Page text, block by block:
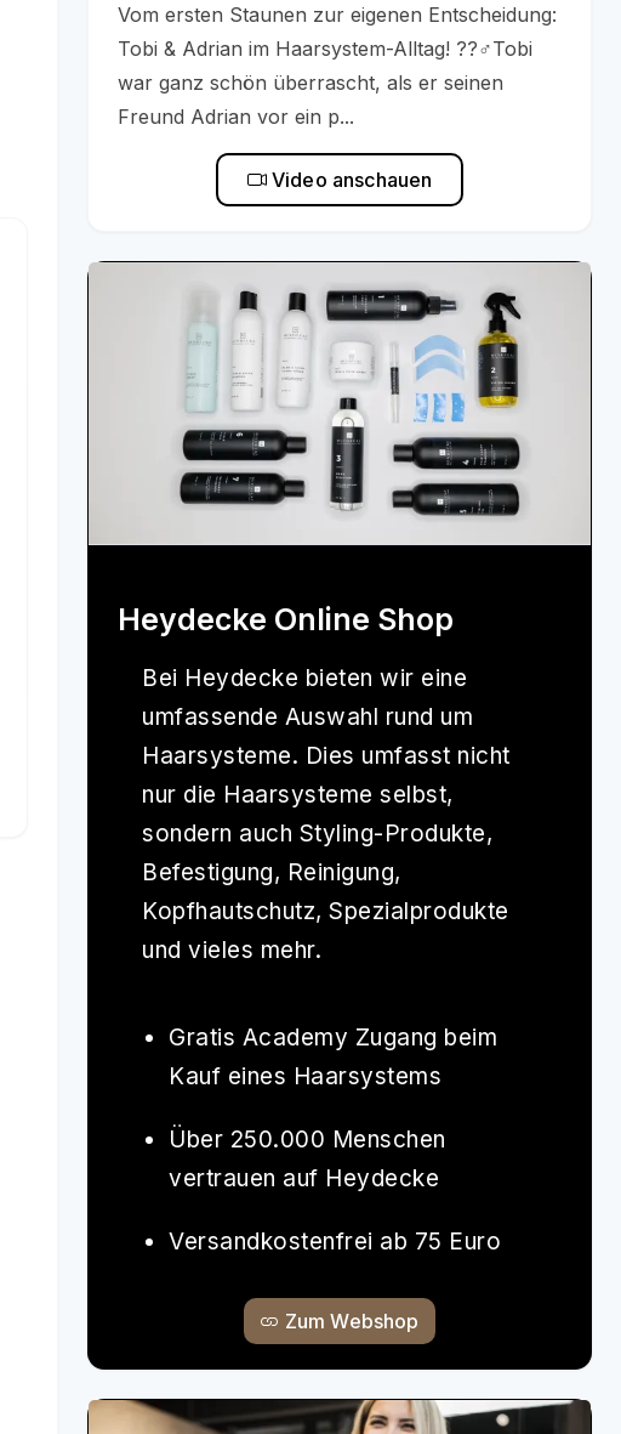
Vom ersten Staunen zur eigenen Entscheidung:
Tobi & Adrian im Haarsystem-Alltag! ??‍♂️Tobi
war ganz schön überrascht, als er seinen
Freund Adrian vor ein p...
Video anschauen
Heydecke Online Shop
Bei Heydecke bieten wir eine
umfassende Auswahl rund um
Haarsysteme. Dies umfasst nicht
nur die Haarsysteme selbst,
sondern auch Styling-Produkte,
Befestigung, Reinigung,
Kopfhautschutz, Spezialprodukte
und vieles mehr.
Gratis Academy Zugang beim
Kauf eines Haarsystems
Über 250.000 Menschen
vertrauen auf Heydecke
Versandkostenfrei ab 75 Euro
Zum Webshop